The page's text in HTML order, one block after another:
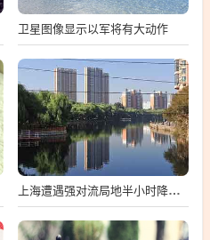
卫星图像显示以军将有大动作
上海遭遇强对流局地半小时降温13℃